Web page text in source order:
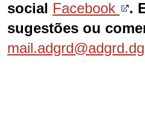
social Facebook
.
sugestões ou